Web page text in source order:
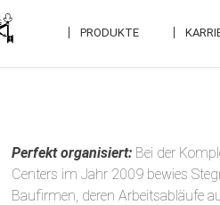
PRODUKTE
Perfekt organisiert: Bei der
Centers im Jahr 2009 bewies
Baufirmen, deren Arbeitsabläufe